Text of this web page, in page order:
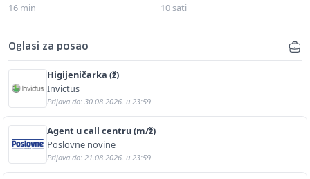
16 min 10 sati
Oglasi za posao
Higijeničarka (ž)
Invictus
Prijava do: 30.08.2026. u 23:59
Agent u call centru (m/ž)
Poslovne novine
Prijava do: 21.08.2026. u 23:59